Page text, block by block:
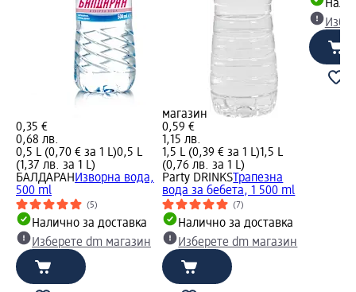
0,35 €
0,68 лв.
0,5 L (0,70 € за 1 L)0,5 L
(1,37 лв. за 1 L)
БАЛДАРАН Изворна вода,
500 ml
(5)
Налично за доставка
Изберете dm магазин
магазин
0,59 €
1,15 лв.
1,5 L (0,39 € за 1 L)1,5 L
(0,76 лв. за 1 L)
Party DRINKS Трапезна
вода за бебета, 1 500 ml
(7)
Налично за доставка
Изберете dm магазин